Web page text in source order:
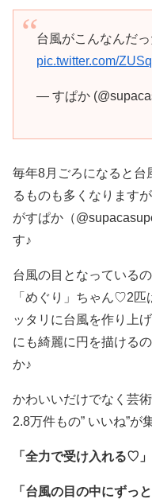
台風がこんなんだ
pic.twitter.com/
— すぱか
毎年8月ごろになると台
るものも多くなります
がすぱか（
す♪
台風の目となっている
「めぐり」ちゃん♡2
ッタリに台風を作り上
にも綺麗に円を描ける
か♪
かわいいだけでなく芸
2.8万件もの” いいね”が
「全力で受け入れる♡」
「台風の目の中にずっ